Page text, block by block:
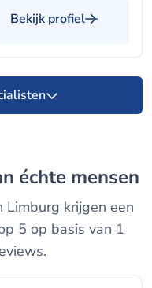
Bekijk profiel
échte mensen
Limburg krijgen een
5 op basis van 1